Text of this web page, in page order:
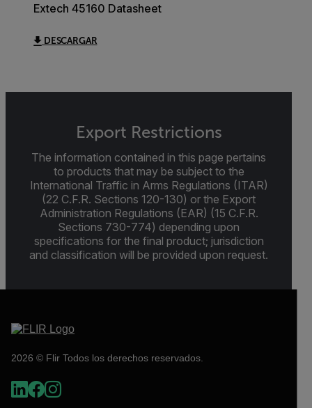
Extech 45160 Datasheet
DESCARGAR
Export Restrictions
The information contained in this page pertains
to products that may be subject to the
International Traffic in Arms Regulations (ITAR)
(22 C.F.R. Sections 120-130) or the Export
Administration Regulations (EAR) (15 C.F.R.
Sections 730-774) depending upon
specifications for the final product; jurisdiction
and classification will be provided upon request.
2026 © Flir Todos los derechos reservados.